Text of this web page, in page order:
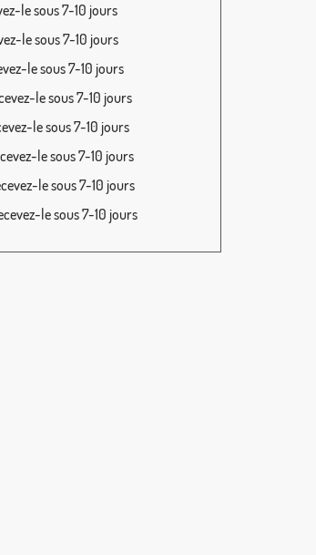
le sous 7-10 jours
le sous 7-10 jours
le sous 7-10 jours
le sous 7-10 jours
le sous 7-10 jours
le sous 7-10 jours
le sous 7-10 jours
le sous 7-10 jours